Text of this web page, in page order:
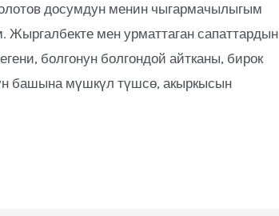
досумдун менин чыгармачылыгым
мен урматтаган сапаттардын
болгонун болгондой айтканы, бирок
башына мүшкүл түшсө, акыркысын